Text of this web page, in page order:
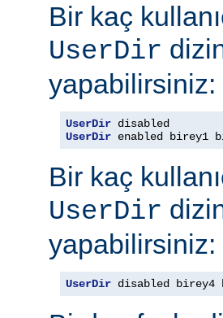
Bir kaç
UserDir
yapabilirsiniz:
UserDir
UserDir enabled birey1
Bir kaç
UserDir
yapabilirsiniz:
UserDir disabled birey4